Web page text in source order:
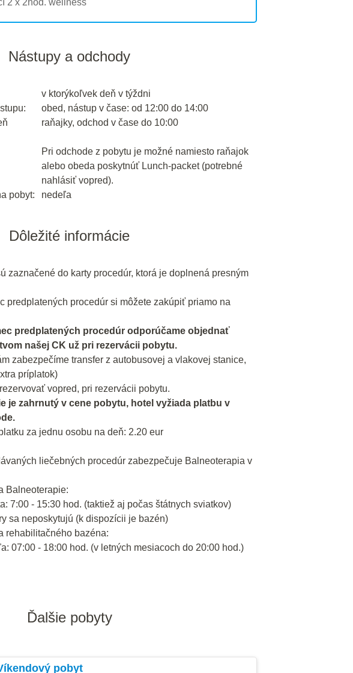
2 x 2hod. wellness
Nástupy a odchody
v ktorýkoľvek deň v týždni
obed, nástup v čase: od 12:00 do 14:00
raňajky, odchod v čase do 10:00
Pri odchode z pobytu je možné namiesto raňajok
alebo obeda poskytnúť Lunch-packet (potrebné
nahlásiť vopred).
pobyt:
nedeľa
Dôležité informácie
zaznačené do karty procedúr, ktorá je doplnená presným
predplatených procedúr si môžete zakúpiť priamo na
predplatených procedúr odporúčame objednať
našej CK už pri rezervácii pobytu.
zabezpečíme transfer z autobusovej a vlakovej stanice,
príplatok)
vopred, pri rezervácii pobytu.
je zahrnutý v cene pobytu, hotel vyžiada platbu v
za jednu osobu na deň: 2.20 eur
liečebných procedúr zabezpečuje Balneoterapia v
Balneoterapie:
7:00 - 15:30 hod. (taktiež aj počas štátnych sviatkov)
sa neposkytujú (k dispozícii je bazén)
rehabilitačného bazéna:
07:00 - 18:00 hod. (v letných mesiacoch do 20:00 hod.)
Ďalšie pobyty
pobyt